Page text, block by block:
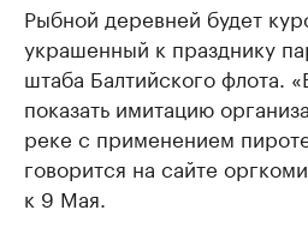
Рыбной деревней будет
украшенный к празднику
штаба Балтийского флота.
показать имитацию
реке с применением
говорится на сайте
к 9 Мая.